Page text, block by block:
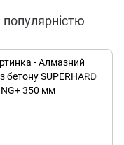
популярністю